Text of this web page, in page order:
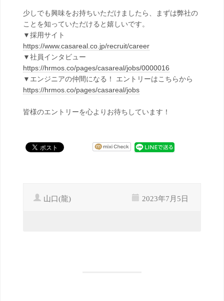
少しでも興味をお持ちいただけましたら、まずは弊社の
ことを知っていただけると嬉しいです。
▼採用サイト
https://www.casareal.co.jp/recruit/career
▼社員インタビュー
https://hrmos.co/pages/casareal/jobs/0000016
▼エンジニアの仲間になる！ エントリーはこちらから
https://hrmos.co/pages/casareal/jobs
皆様のエントリーを心よりお待ちしています！
山口(龍) 2023年7月5日